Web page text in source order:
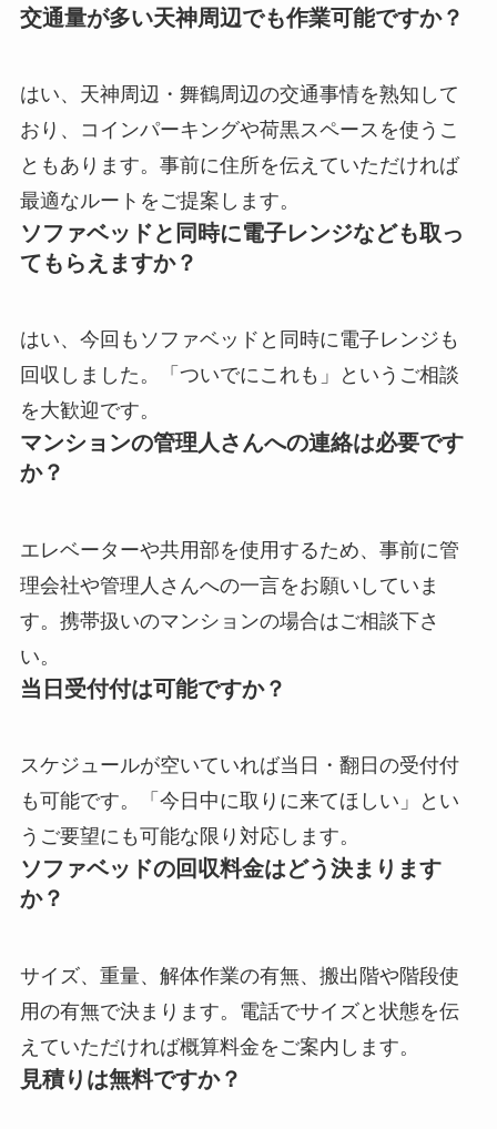
交通量が多い天神周辺でも作業可能ですか？
はい、天神周辺・舞鶴周辺の交通事情を熟知して
おり、コインパーキングや荷黒スペースを使うこ
ともあります。事前に住所を伝えていただければ
最適なルートをご提案します。
ソファベッドと同時に電子レンジなども取っ
てもらえますか？
はい、今回もソファベッドと同時に電子レンジも
回収しました。「ついでにこれも」というご相談
を大歓迎です。
マンションの管理人さんへの連絡は必要です
か？
エレベーターや共用部を使用するため、事前に管
理会社や管理人さんへの一言をお願いしていま
す。携帯扱いのマンションの場合はご相談下さ
い。
当日受付付は可能ですか？
スケジュールが空いていれば当日・翻日の受付付
も可能です。「今日中に取りに来てほしい」とい
うご要望にも可能な限り対応します。
ソファベッドの回収料金はどう決まります
か？
サイズ、重量、解体作業の有無、搬出階や階段使
用の有無で決まります。電話でサイズと状態を伝
えていただければ概算料金をご案内します。
見積りは無料ですか？